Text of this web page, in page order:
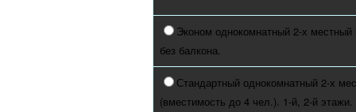
Эконом однокомнатный 2-х местный
без балкона.
Стандартный однокомнатный 2-х
(вместимость до 4 чел.). 1-й, 2-й